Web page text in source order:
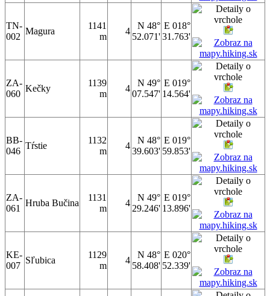
TN-
002
Magura
1141
m
4
N 48°
52.071'
E 018°
31.763'
ZA-
060
Kečky
1139
m
4
N 49°
07.547'
E 019°
14.564'
BB-
046
Tŕstie
1132
m
4
N 48°
39.603'
E 019°
59.853'
ZA-
061
Hruba Bučina
1131
m
4
N 49°
29.246'
E 019°
13.896'
KE-
007
Sľubica
1129
m
4
N 48°
58.408'
E 020°
52.339'